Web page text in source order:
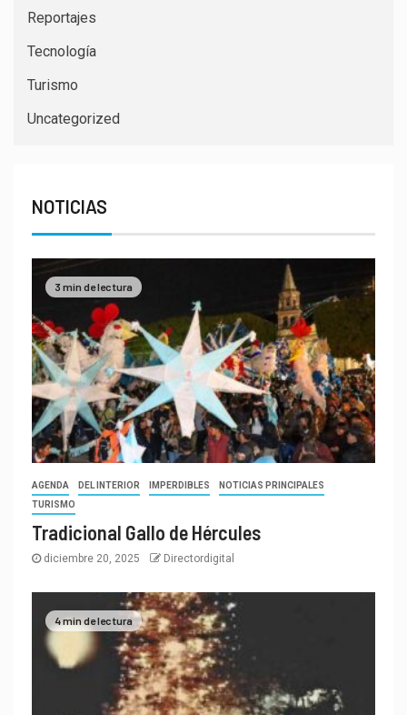
Reportajes
Tecnología
Turismo
Uncategorized
NOTICIAS
3 min de lectura
AGENDA DEL INTERIOR IMPERDIBLES
NOTICIAS PRINCIPALES
TURISMO
Tradicional Gallo de Hércules
diciembre 20, 2025 Directordigital
4 min de lectura